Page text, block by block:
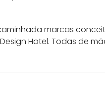
marcas
Hotel. Todas de